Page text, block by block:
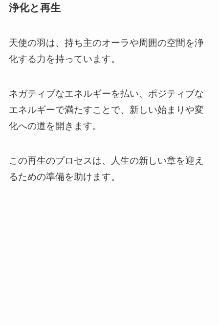
浄化と再生
天使の羽は、持ち主のオーラや周囲の空間を浄
化する力を持っています。
ネガティブなエネルギーを払い、ポジティブな
エネルギーで満たすことで、新しい始まりや変
化への道を開きます。
この再生のプロセスは、人生の新しい章を迎え
るための準備を助けます。